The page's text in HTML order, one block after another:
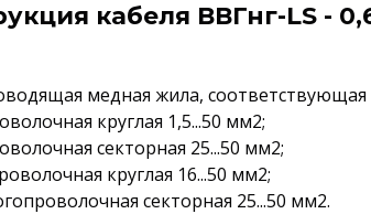
кабеля ВВГнг-LS -
медная жила, соответствующая
круглая 1,5...50 мм2;
секторная 25...50 мм2;
круглая 16...50 мм2;
секторная 25...50 мм2.